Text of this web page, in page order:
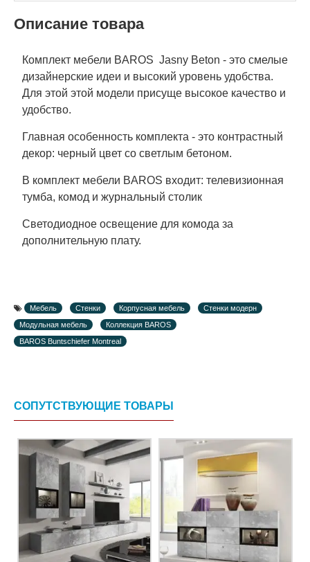
Описание товара
Комплект мебели BAROS Jasny Beton - это смелые
дизайнерские идеи и высокий уровень удобства.
Для этой этой модели присуще высокое качество и
удобство.
Главная особенность комплекта - это контрастный
декор: черный цвет со светлым бетоном.
В комплект мебели BAROS входит: телевизионная
тумба, комод и журнальный столик
Светодиодное освещение для комода за
дополнительную плату.
Мебель Стенки Корпусная мебель
Стенки модерн
Модульная мебель
Коллекция BAROS
BAROS Buntschiefer Montreal
СОПУТСТВУЮЩИЕ ТОВАРЫ